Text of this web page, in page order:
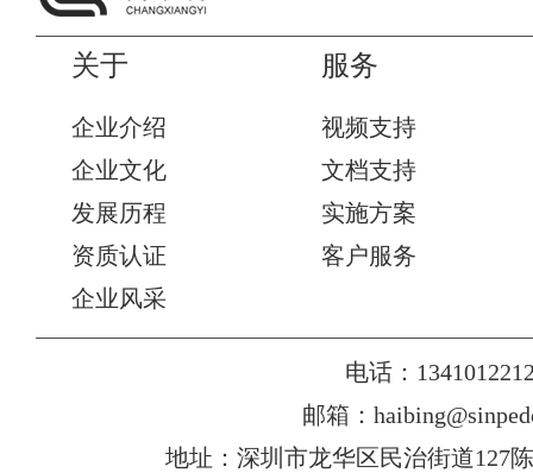
关于
企业介绍
企业文化
发展历程
资质认证
企业风采
服务
视频支持
文档支持
实施方案
客户服务
电话：
邮箱：
地址：深圳市龙华区民治街道127